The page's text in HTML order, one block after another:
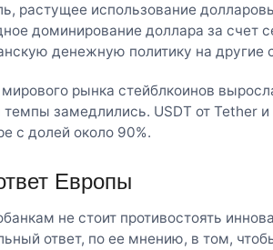
растущее использование
доминирование доллара за счет
денежную политику на другие
рынка стейблкоинов
замедлились. USDT от Tether и
с долей около 90%.
Европы
не стоит противостоять
ответ, по ее мнению, в том,